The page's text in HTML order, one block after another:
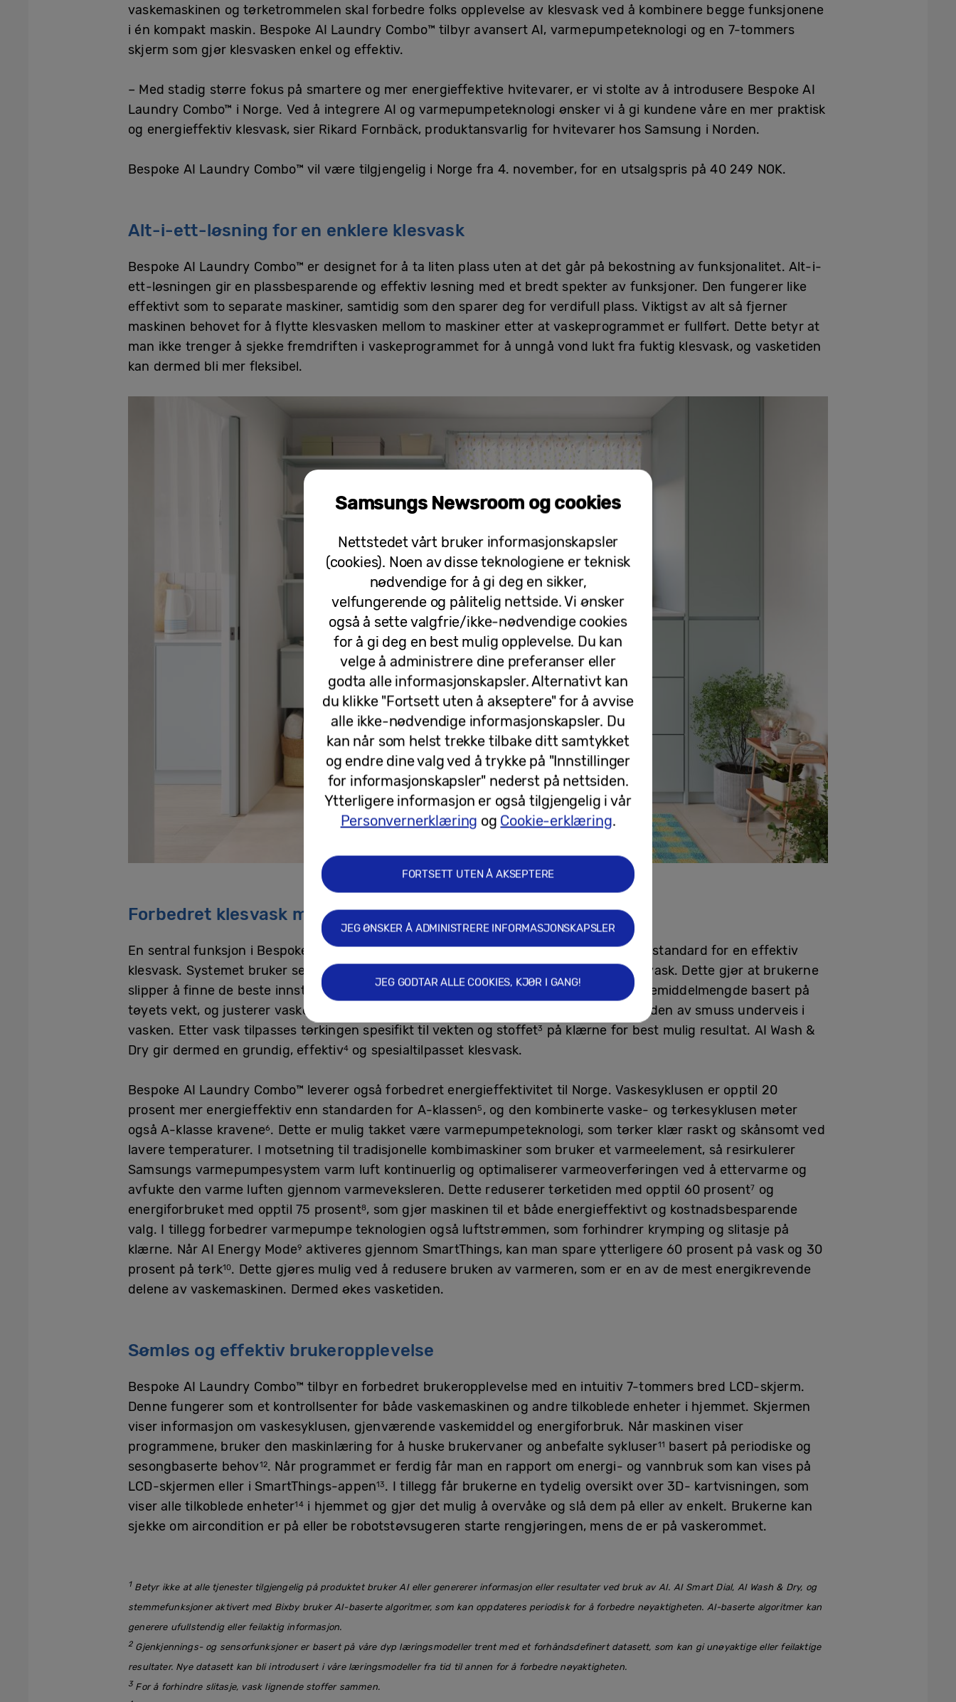
vaskemaskinen og tørketrommelen skal forbedre folks opplevelse av klesvask ved å kombinere begge funksjonene
i én kompakt maskin. Bespoke AI Laundry Combo™ tilbyr avansert AI, varmepumpeteknologi og en 7-tommers
skjerm som gjør klesvasken enkel og effektiv.
– Med stadig større fokus på smartere og mer energieffektive hvitevarer, er vi stolte av å introdusere Bespoke AI
Laundry Combo™ i Norge. Ved å integrere AI og varmepumpeteknologi ønsker vi å gi kundene våre en mer praktisk
og energieffektiv klesvask, sier Rikard Fornbäck, produktansvarlig for hvitevarer hos Samsung i Norden.
Bespoke AI Laundry Combo™ vil være tilgjengelig i Norge fra 4. november, for en utsalgspris på 40 249 NOK.
Alt-i-ett-løsning for en enklere klesvask
Bespoke AI Laundry Combo™ er designet for å ta liten plass uten at det går på bekostning av funksjonalitet. Alt-i-
ett-løsningen gir en plassbesparende og effektiv løsning med et bredt spekter av funksjoner. Den fungerer like
effektivt som to separate maskiner, samtidig som den sparer deg for verdifull plass. Viktigst av alt så fjerner
maskinen behovet for å flytte klesvasken mellom to maskiner etter at vaskeprogrammet er fullført. Dette betyr at
man ikke trenger å sjekke fremdriften i vaskeprogrammet for å unngå vond lukt fra fuktig klesvask, og vasketiden
kan dermed bli mer fleksibel.
Forbedret klesvask med AI
En sentral funksjon i Bespoke AI Laundry Combo™ er AI Wash & Dry2som setter en ny standard for en effektiv
klesvask. Systemet bruker sensorer for å optimalisere både vask og tørk for hver klesvask. Dette gjør at brukerne
slipper å finne de beste innstillingene for hver vask. Maskinen tilpasser vann- og vaskemiddelmengde basert på
tøyets vekt, og justerer vasketid og mengden vaskemiddel basert på stofftype og graden av smuss underveis i
vasken. Etter vask tilpasses tørkingen spesifikt til vekten og stoffet3
på klærne for best mulig resultat. AI Wash &
Dry gir dermed en grundig, effektiv4og spesialtilpasset klesvask.
Bespoke AI Laundry Combo™ leverer også forbedret energieffektivitet til Norge. Vaskesyklusen er opptil 20
prosent mer energieffektiv enn standarden for A-klassen5 , og den kombinerte vaske- og tørkesyklusen møter
også A-klasse kravene6. Dette er mulig takket være varmepumpeteknologi, som tørker klær raskt og skånsomt ved
lavere temperaturer. I motsetning til tradisjonelle kombimaskiner som bruker et varmeelement, så resirkulerer
Samsungs varmepumpesystem varm luft kontinuerlig og optimaliserer varmeoverføringen ved å ettervarme og
avfukte den varme luften gjennom varmeveksleren. Dette reduserer tørketiden med opptil 60 prosent7 og
energiforbruket med opptil 75 prosent8, som gjør maskinen til et både energieffektivt og kostnadsbesparende
valg. I tillegg forbedrer varmepumpe teknologien også luftstrømmen, som forhindrer krymping og slitasje på
klærne. Når AI Energy Mode9 aktiveres gjennom SmartThings, kan man spare ytterligere 60 prosent på vask og 30
prosent på tørk10. Dette gjøres mulig ved å redusere bruken av varmeren, som er en av de mest energikrevende
delene av vaskemaskinen. Dermed økes vasketiden.
Sømløs og effektiv brukeropplevelse
Bespoke AI Laundry Combo™ tilbyr en forbedret brukeropplevelse med en intuitiv 7-tommers bred LCD-skjerm.
Denne fungerer som et kontrollsenter for både vaskemaskinen og andre tilkoblede enheter i hjemmet. Skjermen
viser informasjon om vaskesyklusen, gjenværende vaskemiddel og energiforbruk. Når maskinen viser
programmene, bruker den maskinlæring for å huske brukervaner og anbefalte sykluser11 basert på periodiske og
sesongbaserte behov12. Når programmet er ferdig får man en rapport om energi- og vannbruk som kan vises på
LCD-skjermen eller i SmartThings-appen13. I tillegg får brukerne en tydelig oversikt over 3D- kartvisningen, som
viser alle tilkoblede enheter14i hjemmet og gjør det mulig å overvåke og slå dem på eller av enkelt. Brukerne kan
sjekke om aircondition er på eller be robotstøvsugeren starte rengjøringen, mens de er på vaskerommet.
1 Betyr ikke at alle tjenester tilgjengelig på produktet bruker AI eller genererer informasjon eller resultater ved bruk av AI. AI Smart Dial, AI Wash & Dry, og
stemmefunksjoner aktivert med Bixby bruker AI-baserte algoritmer, som kan oppdateres periodisk for å forbedre nøyaktigheten. AI-baserte algoritmer kan
generere ufullstendig eller feilaktig informasjon.
2Gjenkjennings- og sensorfunksjoner er basert på våre dyp læringsmodeller trent med et forhåndsdefinert datasett, som kan gi unøyaktige eller feilaktige
resultater. Nye datasett kan bli introdusert i våre læringsmodeller fra tid til annen for å forbedre nøyaktigheten.
3For å forhindre slitasje, vask lignende stoffer sammen.
Samsungs Newsroom og cookies
Nettstedet vårt bruker informasjonskapsler
(cookies). Noen av disse teknologiene er teknisk
nødvendige for å gi deg en sikker,
velfungerende og pålitelig nettside. Vi ønsker
også å sette valgfrie/ikke-nødvendige cookies
for å gi deg en best mulig opplevelse. Du kan
velge å administrere dine preferanser eller
godta alle informasjonskapsler. Alternativt kan
du klikke "Fortsett uten å akseptere" for å avvise
alle ikke-nødvendige informasjonskapsler. Du
kan når som helst trekke tilbake ditt samtykket
og endre dine valg ved å trykke på "Innstillinger
for informasjonskapsler" nederst på nettsiden.
Ytterligere informasjon er også tilgjengelig i vår
Personvernerklæring og Cookie-erklæring.
FORTSETT UTEN Å AKSEPTERE
JEG ØNSKER Å ADMINISTRERE INFORMASJONSKAPSLER
JEG GODTAR ALLE COOKIES, KJØR I GANG!